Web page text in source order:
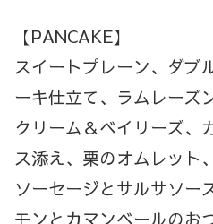
【PANCAKE】
スイートプレーン、ダブ
ーキ仕立て、ラムレーズ
クリーム＆ベイリーズ、
ス添え、栗のオムレット
ソーセージとサルサソー
モンとカマンベールのお